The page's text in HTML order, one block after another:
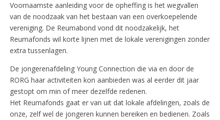
Voornaamste aanleiding voor de opheffing is het wegvallen
van de noodzaak van het bestaan van een overkoepelende
vereniging. De Reumabond vond dit noodzakelijk, het
Reumafonds wil korte lijnen met de lokale verenigingen zonder
extra tussenlagen.
De jongerenafdeling Young Connection die via en door de
RORG haar activiteiten kon aanbieden was al eerder dit jaar
gestopt om min of meer dezelfde redenen.
Het Reumafonds gaat er van uit dat lokale afdelingen, zoals de
onze, zelf wel de jongeren kunnen bereiken en bedienen. Zoals